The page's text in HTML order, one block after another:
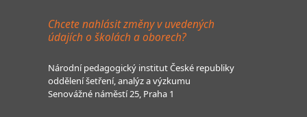
Chcete nahlásit změny v uvedených
údajích o školách a oborech?
Národní pedagogický institut České republiky
oddělení šetření, analýz a výzkumu
Senovážné náměstí 25, Praha 1